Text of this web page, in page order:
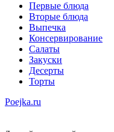
Первые блюда
Вторые блюда
Выпечка
Консервирование
Салаты
Закуски
Десерты
Торты
Poejka.ru